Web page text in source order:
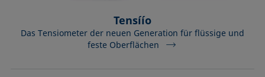
Tensíío
Das Tensiometer der neuen Generation für flüssige und
feste Oberflächen